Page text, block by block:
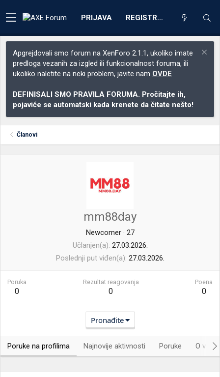
PRIJAVA REGISTRACIJA
Apgrejdovali smo forum na XenForo 2.1.1, ukoliko imate
predloga vezanih za izgled ili funkcionalnost foruma, ili
ukoliko naletite na neki problem, javite nam OVDE
DEFINISALI SMO PRAVILA FORUMA. Pročitajte ih,
pojaviće se automatski kada krenete da čitate nešto!
Članovi
mm88day
Newcomer · 27
Učlanjen(a) 27.03.2026.
Poslednji put viđen(a) 27.03.2026.
Poruka
0
Rezultat reagovanja
0
Poena
0
Pronađite
Poruke na profilima Najnovije aktivnosti Poruke O